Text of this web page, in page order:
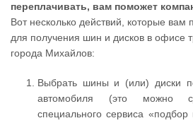
переплачивать, вам поможет
Вот несколько действий, которые вам
для получения шин и дисков в офисе
города Михайлов:
Выбрать шины и (или) диски
автомобиля (это можно
специального сервиса